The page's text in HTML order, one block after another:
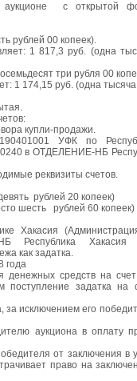
аукционе с открытой
рублей 00 копеек).
1 817,3 руб. (одна
три рубля 00
1 174,15 руб. (одна
купли-продажи.
УФК по
в ОТДЕЛЕНИЕ-НБ
реквизиты счетов.
рублей 20 копеек)
шесть рублей 60 копеек)
Хакасия
Республика Хакасия
как задатка.
года
средств на счет
задатка на
исключением его
аукциона в оплату
от заключения в
право на